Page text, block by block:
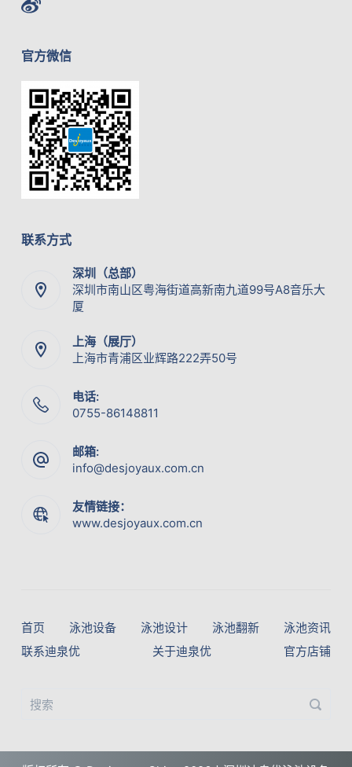
官方微信
联系方式
深圳（总部）
深圳市南山区粤海街道高新南九道99号A8音乐大
厦
上海（展厅）
上海市青浦区业辉路222弄50号
电话:
0755-86148811
邮箱:
info@desjoyaux.com.cn
友情链接：
www.desjoyaux.com.cn
首页 泳池设备 泳池设计 泳池翻新
泳池资讯
联系迪泉优
关于迪泉优 官方店铺